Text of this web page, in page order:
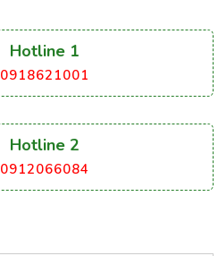
Hotline 1
0918621001
Hotline 2
0912066084